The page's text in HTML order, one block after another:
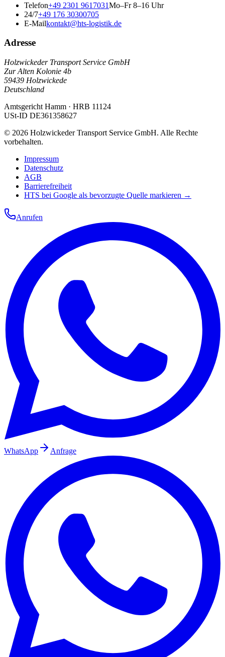
Telefon+49 2301 9617031Mo–Fr 8–16 Uhr
24/7+49 176 30300705
E-Mailkontakt@hts-logistik.de
Adresse
Holzwickeder Transport Service GmbH
Zur Alten Kolonie 4b
59439 Holzwickede
Deutschland
Amtsgericht Hamm · HRB 11124
USt-ID DE361358627
© 2026 Holzwickeder Transport Service GmbH. Alle Rechte
vorbehalten.
Impressum
Datenschutz
AGB
Barrierefreiheit
HTS bei Google als bevorzugte Quelle markieren →
Anrufen
WhatsApp Anfrage